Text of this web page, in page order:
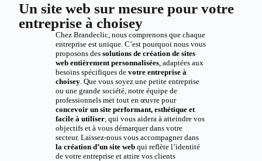
Un site web sur mesure pour votre
entreprise à choisey
Chez Brandeclic, nous comprenons que chaque
entreprise est unique. C’est pourquoi nous vous
proposons des solutions de création de sites
web entièrement personnalisées, adaptées aux
besoins spécifiques de votre entreprise à
choisey. Que vous soyez une petite entreprise
ou une grande société, notre équipe de
professionnels met tout en œuvre pour
concevoir un site performant, esthétique et
facile à utiliser, qui vous aidera à atteindre vos
objectifs et à vous démarquer dans votre
secteur. Laissez-nous vous accompagner dans
la création d’un site webqui reflète l’identité
de votre entreprise et attire vos clients